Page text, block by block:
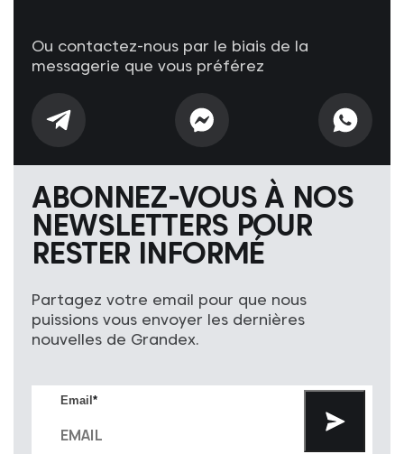
Ou contactez-nous par le biais de la
messagerie que vous préférez
ABONNEZ-VOUS À NOS
NEWSLETTERS POUR
RESTER INFORMÉ
Partagez votre email pour que nous
puissions vous envoyer les dernières
nouvelles de Grandex.
Email*